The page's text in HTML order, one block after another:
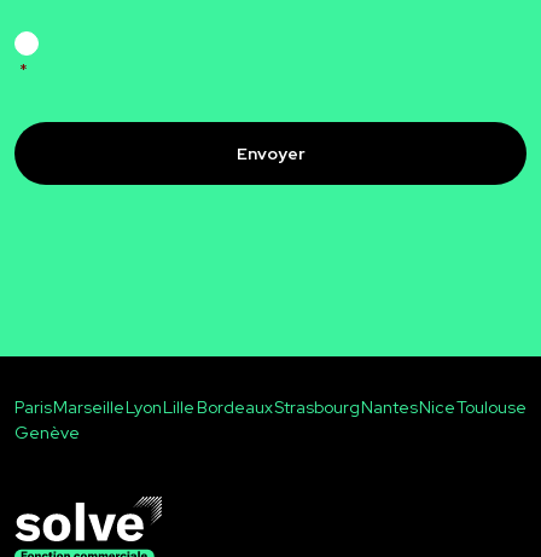
*
ParisMarseilleLyonLille BordeauxStrasbourgNantesNiceToulouse
Genève